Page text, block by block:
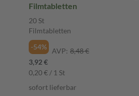
Filmtabletten
20 St
Filmtabletten
-54%
AVP: 8,48 €
3,92 €
0,20 € / 1 St
sofort lieferbar